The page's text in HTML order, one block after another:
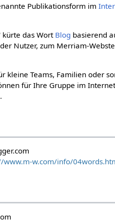
Publikationsform im
kürte das WortBlog basierend
Nutzer, zum Merriam-
kleine Teams, Familien oder
für Ihre Gruppe im
www.m-w.com/info/